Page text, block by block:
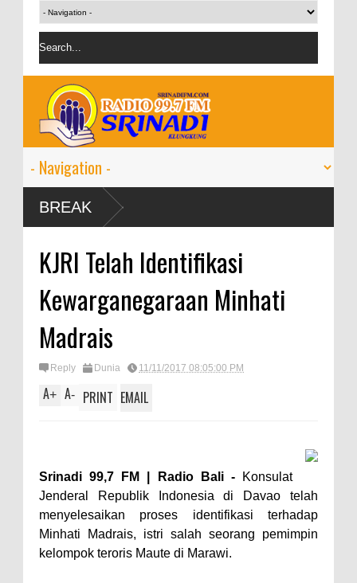
BREAK
KJRI Telah Identifikasi
Kewarganegaraan Minhati
Madrais
Reply Dunia 11/11/2017 08:05:00 PM
A+ A- PRINT EMAIL
Srinadi 99,7 FM | Radio Bali -
Konsulat
Jenderal Republik Indonesia di Davao telah
menyelesaikan proses identifikasi terhadap
Minhati Madrais, istri salah seorang pemimpin
kelompok teroris Maute di Marawi.